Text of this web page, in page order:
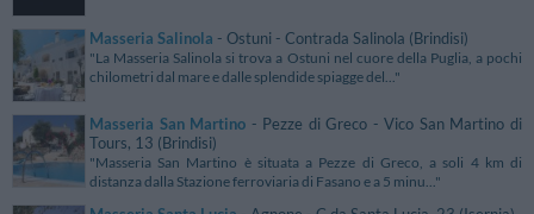
Masseria Salinola - Ostuni - Contrada Salinola (Brindisi)
"La Masseria Salinola si trova a Ostuni nel cuore della Puglia, a pochi
chilometri dal mare e dalle splendide spiagge del..."
Masseria San Martino - Pezze di Greco - Vico San Martino di
Tours, 13 (Brindisi)
"Masseria San Martino è situata a Pezze di Greco, a soli 4 km di
distanza dalla Stazione ferroviaria di Fasano e a 5 minu..."